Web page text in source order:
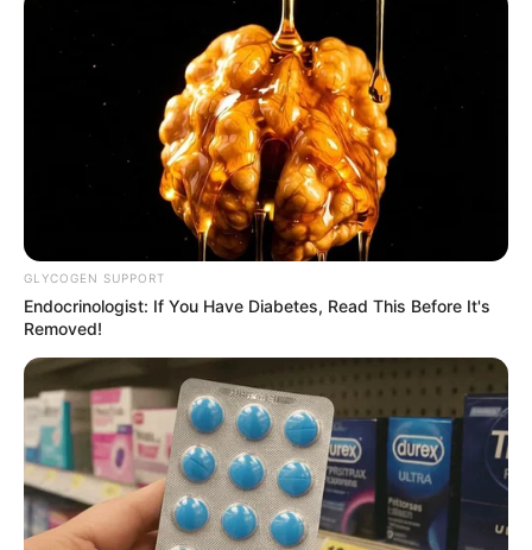
GLYCOGEN SUPPORT
Endocrinologist: If You Have Diabetes, Read This Before It's
Removed!